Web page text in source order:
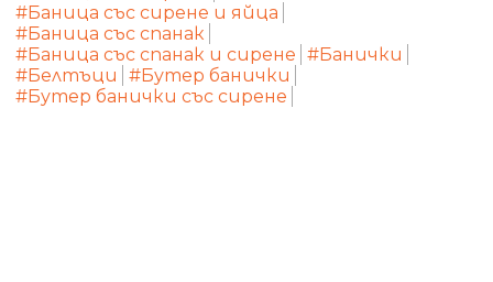
#Баница със сирене и яйца
#Баница със спанак
#Баница със спанак и сирене #Банички
#Белтъци
#Бутер банички
#Бутер банички със сирене